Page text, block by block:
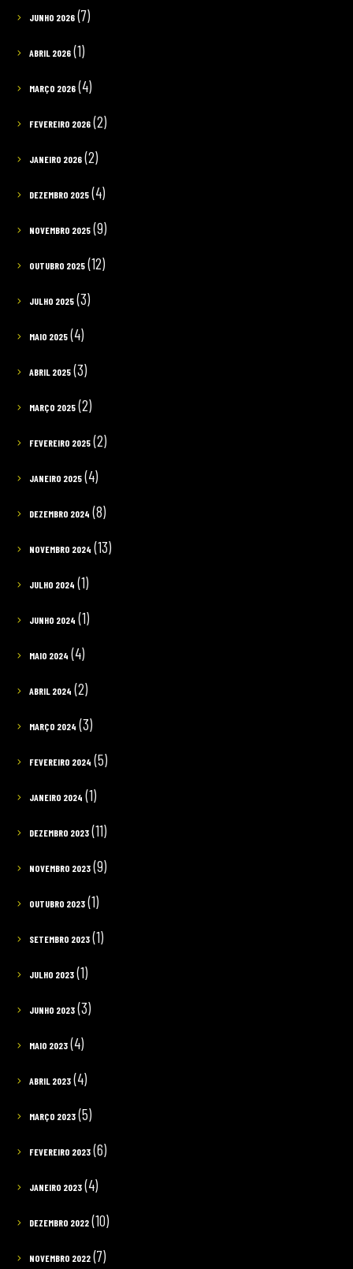
JUNHO 2026(7)
ABRIL 2026(1)
MARÇO 2026(4)
FEVEREIRO 2026(2)
JANEIRO 2026(2)
DEZEMBRO 2025(4)
NOVEMBRO 2025(9)
OUTUBRO 2025(12)
JULHO 2025(3)
MAIO 2025(4)
ABRIL 2025(3)
MARÇO 2025(2)
FEVEREIRO 2025(2)
JANEIRO 2025(4)
DEZEMBRO 2024 (8)
NOVEMBRO 2024 (13)
JULHO 2024 (1)
JUNHO 2024 (1)
MAIO 2024 (4)
ABRIL 2024 (2)
MARÇO 2024 (3)
FEVEREIRO 2024 (5)
JANEIRO 2024 (1)
DEZEMBRO 2023(11)
NOVEMBRO 2023(9)
OUTUBRO 2023(1)
SETEMBRO 2023(1)
JULHO 2023(1)
JUNHO 2023(3)
MAIO 2023(4)
ABRIL 2023(4)
MARÇO 2023(5)
FEVEREIRO 2023(6)
JANEIRO 2023(4)
DEZEMBRO 2022(10)
NOVEMBRO 2022(7)